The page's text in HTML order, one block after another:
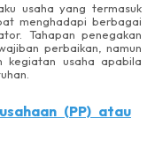
usaha yang termasuk
menghadapi berbagai
Tahapan penegakan
perbaikan, namun
kegiatan usaha apabila
(PP) atau